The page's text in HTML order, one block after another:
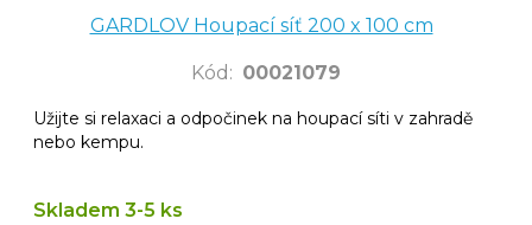
GARDLOV Houpací síť 200 x 100 cm
Kód : 00021079
Užijte si relaxaci a odpočinek na houpací síti v zahradě
nebo kempu.
Skladem 3-5 ks